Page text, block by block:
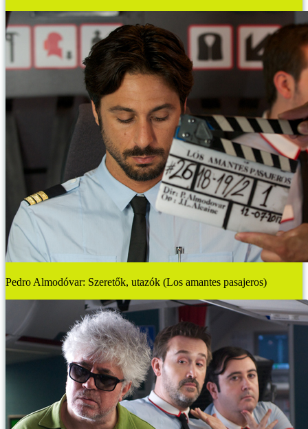
Pedro Almodóvar: Szeretők, utazók (Los amantes pasajeros)